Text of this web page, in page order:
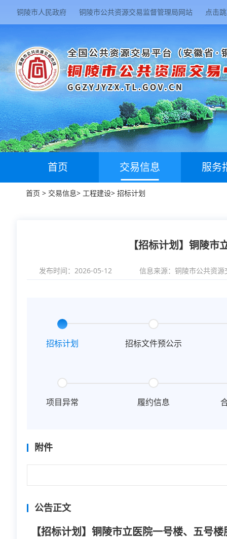
铜陵市人民政府 铜陵市公共资源交易监督管理局网站 点击
首页 交易信息 服务
首页 > 交易信息> 工程建设> 招标计划
【招标计划】铜陵
发布时间：2026-05-12 信息来源： 铜陵市公共资源
招标计划 招标文件预公示
履约信息
项目异常
附件
公告正文
【招标计划】铜陵市立医院一号楼、五号